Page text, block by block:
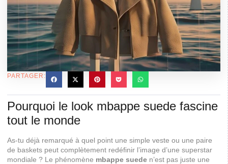
PARTAGER:
Pourquoi le look mbappe suede fascine
tout le monde
As-tu déjà remarqué à quel point une simple veste ou une paire
de baskets peut complètement redéfinir l’image d’une superstar
mondiale ? Le phénomène mbappe suede n’est pas juste une